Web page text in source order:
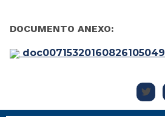
DOCUMENTO ANEXO: